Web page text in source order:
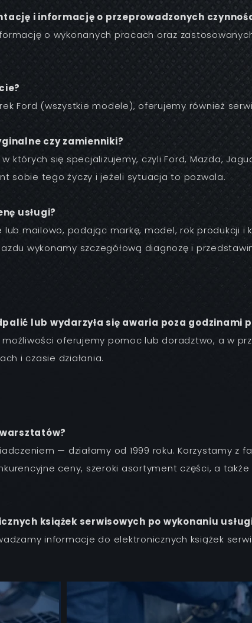
i informację o przeprowadzonych
o wykonanych pracach oraz
Ford (wszystkie modele), oferujemy również
czy zamienniki?
których się specjalizujemy, czyli Ford, Mazda,
sobie tego życzy i jeżeli sytuacja to pozwala.
usługi?
mailowo, podając markę, model, rok produkcji i
wykonamy szczegółową diagnozę i
lub wydarzyła się awaria poza godzinami
oferujemy pomoc lub doradztwo, a w
i czasie działania.
— działamy od 1999 roku. Korzystamy z
ceny, szeroki asortyment części, a
książek serwisowych po wykonaniu
informacje do elektronicznych książek